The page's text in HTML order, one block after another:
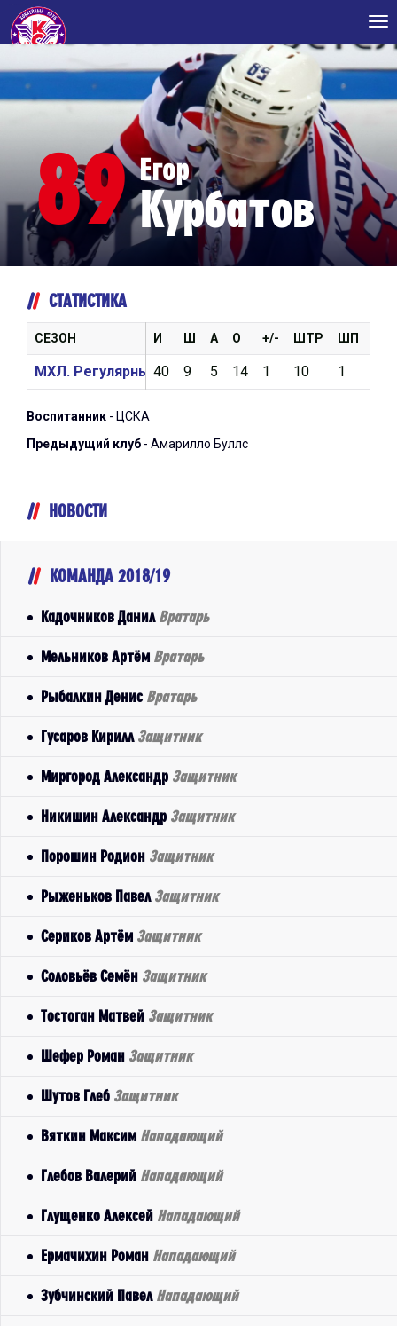
89 Егор
Курбатов
СТАТИСТИКА
И Ш А О +/- ШТР ШП
40 9 5 14 1 10 1
СЕЗОН
МХЛ. Регулярный чемпионат 2018/2019
Воспитанник - ЦСКА
Предыдущий клуб - Амарилло Буллс
НОВОСТИ
КОМАНДА 2018/19
Кадочников Данил Вратарь
Мельников Артём Вратарь
Рыбалкин Денис Вратарь
Гусаров Кирилл Защитник
Миргород Александр Защитник
Никишин Александр Защитник
Порошин Родион Защитник
Рыженьков Павел Защитник
Сериков Артём Защитник
Соловьёв Семён Защитник
Тостоган Матвей Защитник
Шефер Роман Защитник
Шутов Глеб Защитник
Вяткин Максим Нападающий
Глебов Валерий Нападающий
Глущенко Алексей Нападающий
Ермачихин Роман Нападающий
Зубчинский Павел Нападающий